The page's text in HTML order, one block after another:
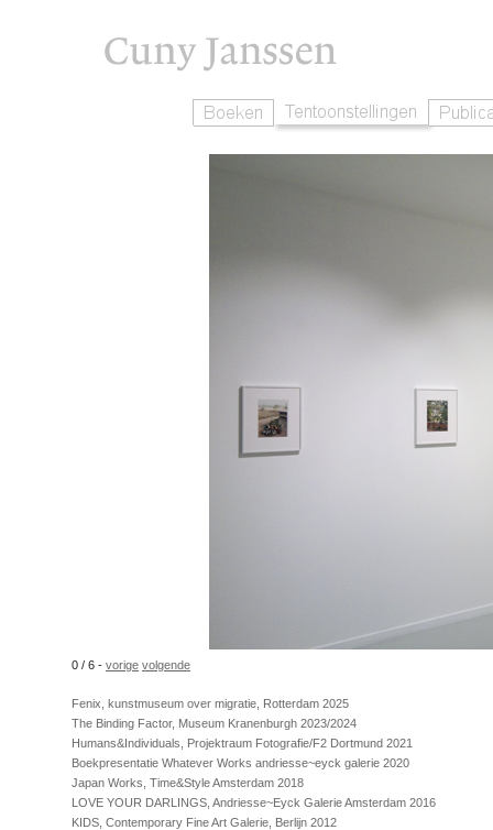
Fenix, kunstmuseum over migratie, Rotterdam 2025
The Binding Factor, Museum Kranenburgh 2023/2024
Humans&Individuals, Projektraum Fotografie/F2 Dortmund 2021
Boekpresentatie Whatever Works andriesse~eyck galerie 2020
Japan Works, Time&Style Amsterdam 2018
LOVE YOUR DARLINGS, Andriesse~Eyck Galerie Amsterdam 2016
KIDS, Contemporary Fine Art Galerie, Berlijn 2012
0 / 6 - vorige volgende